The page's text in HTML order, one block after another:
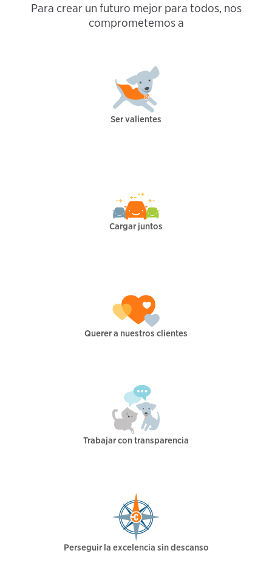
Para crear un futuro mejor para todos, nos
comprometemos a
Ser valientes
Cargar juntos
Querer a nuestros clientes
Trabajar con transparencia
Perseguir la excelencia sin descanso